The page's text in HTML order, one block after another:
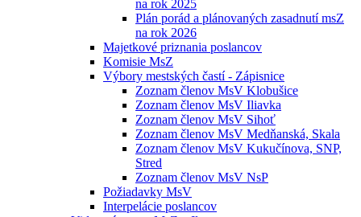
na rok 2025
Plán porád a plánovaných zasadnutí msZ
na rok 2026
Majetkové priznania poslancov
Komisie MsZ
Výbory mestských častí - Zápisnice
Zoznam členov MsV Klobušice
Zoznam členov MsV Iliavka
Zoznam členov MsV Sihoť
Zoznam členov MsV Medňanská, Skala
Zoznam členov MsV Kukučínova, SNP,
Stred
Zoznam členov MsV NsP
Požiadavky MsV
Interpelácie poslancov